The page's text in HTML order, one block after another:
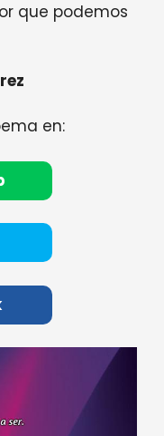
que podemos
en: